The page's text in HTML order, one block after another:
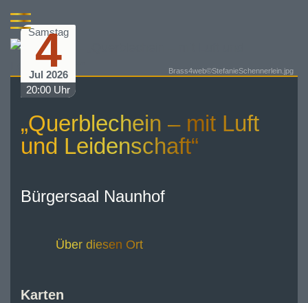
Brass4web©StefanieSchennerlein.jpg
Samstag
4
Jul 2026
20:00 Uhr
„Querblechein – mit Luft
und Leidenschaft“
Bürgersaal Naunhof
Über diesen Ort
Karten